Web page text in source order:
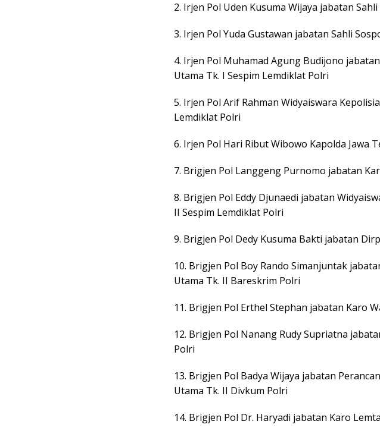
2. Irjen Pol Uden Kusuma Wijaya jabatan
3. Irjen Pol Yuda Gustawan jabatan Sahli
4. Irjen Pol Muhamad Agung Budijono
Utama Tk. I Sespim Lemdiklat Polri
5. Irjen Pol Arif Rahman Widyaiswara
Lemdiklat Polri
6. Irjen Pol Hari Ribut Wibowo Kapolda Jawa
7. Brigjen Pol Langgeng Purnomo jabatan
8. Brigjen Pol Eddy Djunaedi jabatan
II Sespim Lemdiklat Polri
9. Brigjen Pol Dedy Kusuma Bakti jabatan
10. Brigjen Pol Boy Rando Simanjuntak
Utama Tk. II Bareskrim Polri
11. Brigjen Pol Erthel Stephan jabatan Karo
12. Brigjen Pol Nanang Rudy Supriatna
Polri
13. Brigjen Pol Badya Wijaya jabatan
Utama Tk. II Divkum Polri
14. Brigjen Pol Dr. Haryadi jabatan Karo